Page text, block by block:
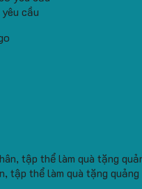
cầu
tập thể làm quà tặng